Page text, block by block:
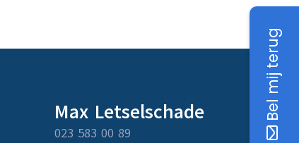
Max Letselschade
023 583 00 89
Bel mij terug